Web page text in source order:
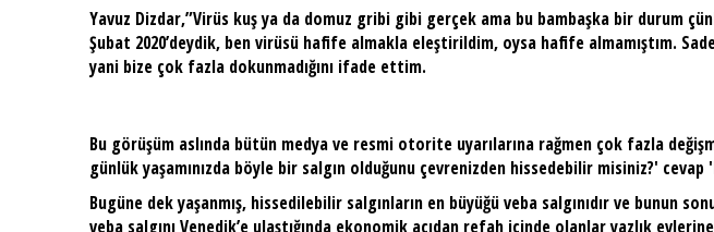
Yavuz Dizdar,”Virüs kuş ya da domuz gribi gibi gerçek ama bu bambaşka bir durum
Şubat 2020’deydik, ben virüsü hafife almakla eleştirildim, oysa hafife almamıştım.
yani bize çok fazla dokunmadığını ifade ettim.
Bu görüşüm aslında bütün medya ve resmi otorite uyarılarına rağmen çok fazla
günlük yaşamınızda böyle bir salgın olduğunu çevrenizden hissedebilir misiniz?' cevap
Bugüne dek yaşanmış, hissedilebilir salgınların en büyüğü veba salgınıdır ve
veba salgını Venedik’e ulaştığında ekonomik açıdan refah içinde olanlar yazlık